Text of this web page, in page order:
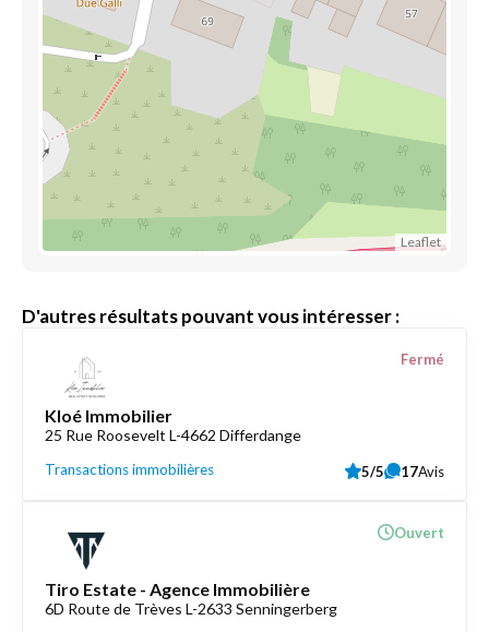
Leaflet
D'autres résultats pouvant vous intéresser :
Kloé Immobilier
25 Rue Roosevelt L-4662 Differdange
Transactions immobilières
Fermé
5/5 17Avis
Tiro Estate - Agence Immobilière
6D Route de Trèves L-2633 Senningerberg
Ouvert